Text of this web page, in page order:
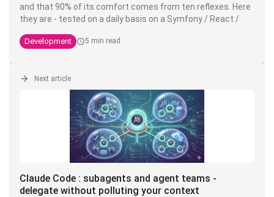
and that 90% of its comfort comes from ten reflexes. Here
they are - tested on a daily basis on a Symfony / React /
Development 5 min read
Next article
Claude Code : subagents and agent teams -
delegate without polluting your context